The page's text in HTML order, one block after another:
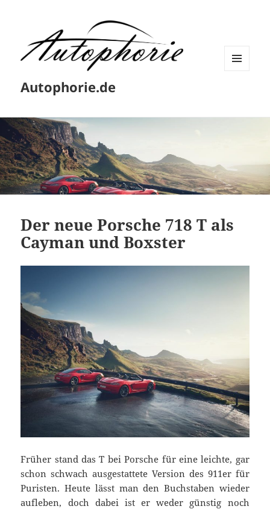
Autophorie.de
Der neue Porsche 718 T als
Cayman und Boxster
Früher stand das T bei Porsche für eine leichte, gar
schon schwach ausgestattete Version des 911er für
Puristen. Heute lässt man den Buchstaben wieder
aufleben, doch dabei ist er weder günstig noch